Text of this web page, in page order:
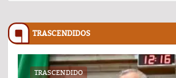
TRASCENDIDOS
TRASCENDIDO